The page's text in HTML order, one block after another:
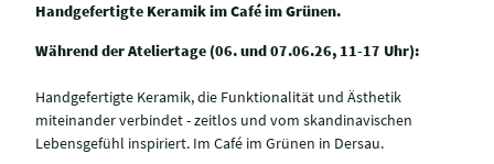
Handgefertigte Keramik im Café im Grünen.
Während der Ateliertage (06. und 07.06.26, 11-17 Uhr):
Handgefertigte Keramik, die Funktionalität und Ästhetik
miteinander verbindet - zeitlos und vom skandinavischen
Lebensgefühl inspiriert. Im Café im Grünen in Dersau.